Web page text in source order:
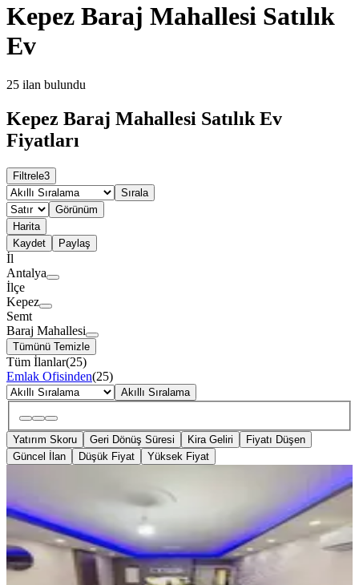
Kepez Baraj Mahallesi Satılık
Ev
25 ilan bulundu
Kepez Baraj Mahallesi Satılık Ev
Fiyatları
Filtrele3
Sırala
Görünüm
Harita
Kaydet
Paylaş
İl
Antalya
İlçe
Kepez
Semt
Baraj Mahallesi
Tümünü Temizle
Tüm İlanlar(25)
Emlak Ofisinden(25)
Akıllı Sıralama
Yatırım Skoru Geri Dönüş Süresi Kira Geliri
Fiyatı Düşen
Güncel İlan
Düşük Fiyat Yüksek Fiyat
Karabağ'dan ! Bölgenin En Geniş
Dairesi 3+1 150m2
Kepez, Baraj Mahallesi
3+1
·160 m²·3. Kat·07.08.2026